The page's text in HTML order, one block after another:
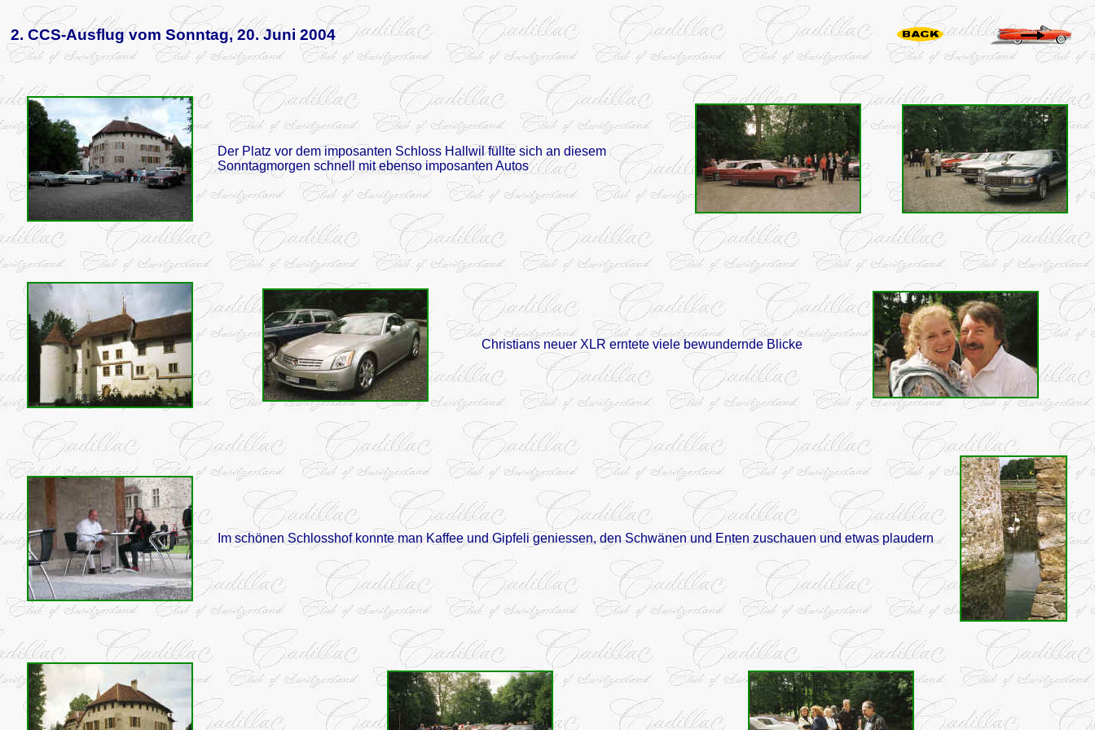
2. CCS-Ausflug vom Sonntag, 20. Juni 2004
Der Platz vor dem imposanten Schloss Hallwil füllte sich an diesem
Sonntagmorgen schnell mit ebenso imposanten Autos
Christians neuer XLR erntete viele bewundernde Blicke
Im schönen Schlosshof konnte man Kaffee und Gipfeli geniessen, den Schwänen und Enten zuschauen und etwas plaudern